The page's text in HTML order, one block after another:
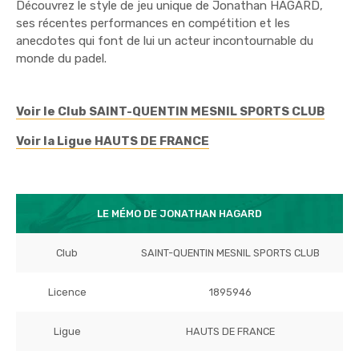
Découvrez le style de jeu unique de Jonathan HAGARD,
ses récentes performances en compétition et les
anecdotes qui font de lui un acteur incontournable du
monde du padel.
Voir le Club SAINT-QUENTIN MESNIL SPORTS CLUB
Voir la Ligue HAUTS DE FRANCE
LE MÉMO DE JONATHAN HAGARD
Club SAINT-QUENTIN MESNIL SPORTS CLUB
Licence 1895946
Ligue HAUTS DE FRANCE